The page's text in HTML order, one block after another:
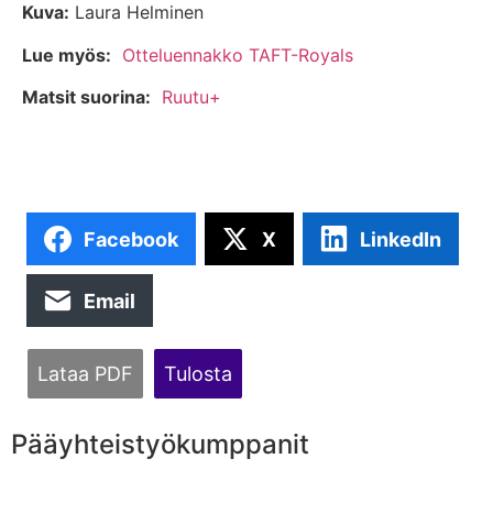
Kuva: Laura Helminen
Lue myös: Otteluennakko TAFT-Royals
Matsit suorina: Ruutu+
Facebook X LinkedIn
Email
Lataa PDF Tulosta
Pääyhteistyökumppanit